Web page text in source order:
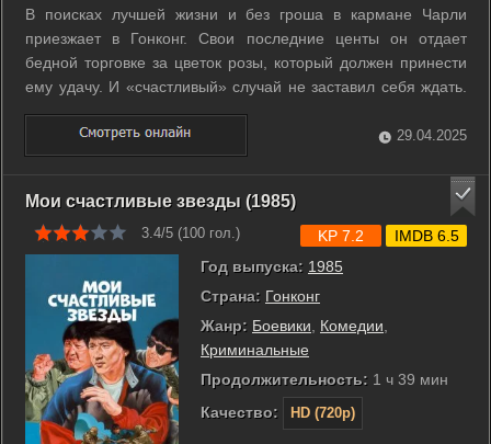
В поисках лучшей жизни и без гроша в кармане Чарли
приезжает в Гонконг. Свои последние центы он отдает
бедной торговке за цветок розы, который должен принести
ему удачу. И «счастливый» случай не заставил себя ждать.
Парень становится невольным участником перестрелки двух
криминальных группировок и выносит из-под огня одного из
боссов. Умирая, ...
29.04.2025
Мои счастливые звезды (1985)
3.4/5 (100 гол.)
Год выпуска: 1985
Страна: Гонконг
Жанр: Боевики Комедии
Криминальные
Продолжительность: 1 ч 39 мин
Качество:
HD (720p)
KP 7.2 IMDB 6.5